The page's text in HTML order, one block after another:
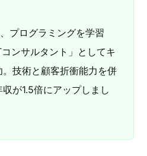
プログラミングを学習
ンサルタント」としてキ
技術と顧客折衝能力を併
が1.5倍にアップしまし